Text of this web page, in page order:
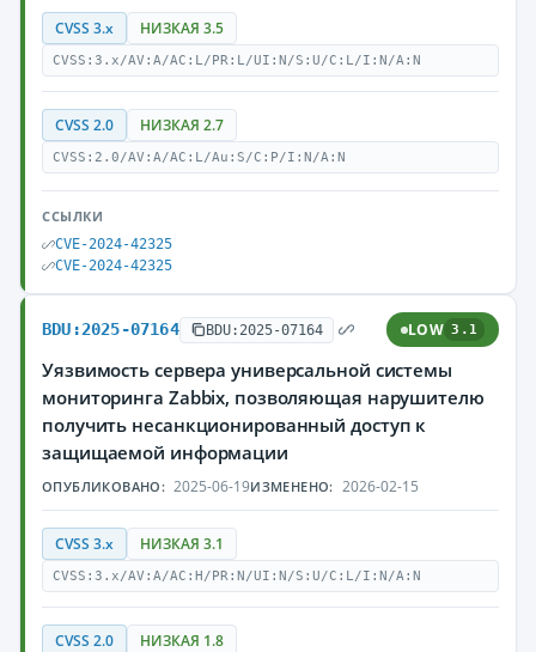
CVSS 3.x НИЗКАЯ 3.5
CVSS:3.x/AV:A/AC:L/PR:L/UI:N/S:U/C:L/I:N/A:N
CVSS 2.0 НИЗКАЯ 2.7
CVSS:2.0/AV:A/AC:L/Au:S/C:P/I:N/A:N
ССЫЛКИ
CVE-2024-42325
CVE-2024-42325
BDU:2025-07164 BDU:2025-07164 LOW 3.1
Уязвимость сервера универсальной системы
мониторинга Zabbix, позволяющая нарушителю
получить несанкционированный доступ к
защищаемой информации
ОПУБЛИКОВАНО: 2025-06-19ИЗМЕНЕНО: 2026-02-15
CVSS 3.x НИЗКАЯ 3.1
CVSS:3.x/AV:A/AC:H/PR:N/UI:N/S:U/C:L/I:N/A:N
CVSS 2.0 НИЗКАЯ 1.8